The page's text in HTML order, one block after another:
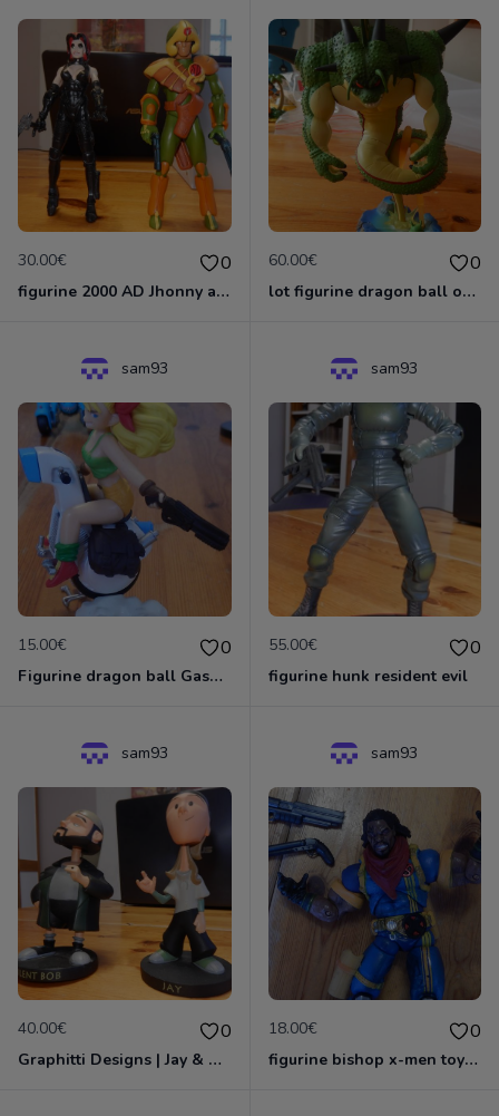
30.00€ 0
figurine 2000 AD Jhonny alpha et Durham REd
60.00€ 0
lot figurine dragon ball oolong shenron+Porung Namek Shenron+namek
sam93
15.00€ 0
Figurine dragon ball Gashopen Lunch sur sa moto
sam93
55.00€ 0
figurine hunk resident evil
sam93
40.00€ 0
Graphitti Designs | Jay & Silent Bob: Jay Bobble Head by Kevin Smith
sam93
18.00€ 0
figurine bishop x-men toybiz